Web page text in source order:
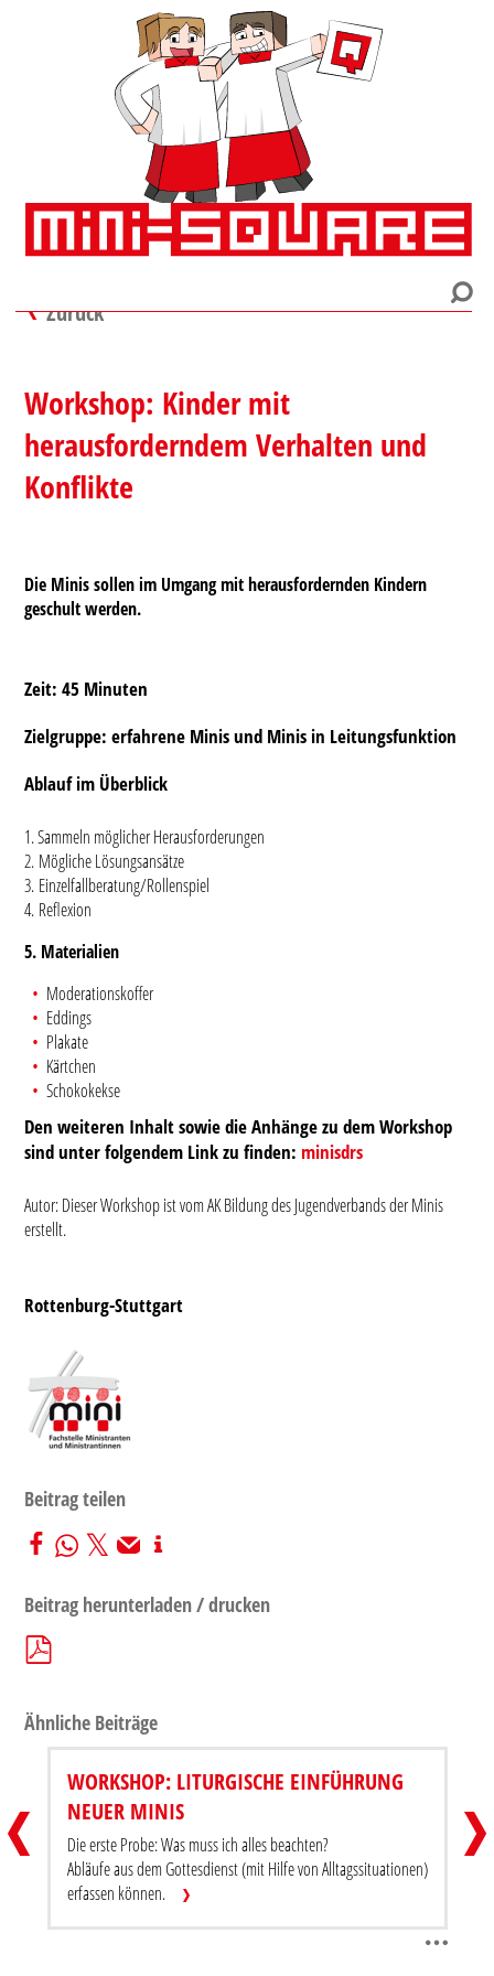
Zurück
Workshop: Kinder mit
herausforderndem Verhalten und
Konflikte
Die Minis sollen im Umgang mit herausfordernden Kindern
geschult werden.
Zeit: 45 Minuten
Zielgruppe: erfahrene Minis und Minis in Leitungsfunktion
Ablauf im Überblick
1. Sammeln möglicher Herausforderungen
2. Mögliche Lösungsansätze
3. Einzelfallberatung/Rollenspiel
4. Reflexion
5. Materialien
Moderationskoffer
Eddings
Plakate
Kärtchen
Schokokekse
Den weiteren Inhalt sowie die Anhänge zu dem Workshop
sind unter folgendem Link zu finden: minisdrs
Autor: Dieser Workshop ist vom AK Bildung des Jugendverbands der Minis
erstellt.
Rottenburg-Stuttgart
Beitrag teilen
Beitrag herunterladen / drucken
Ähnliche Beiträge
KOMMANDO MINI
Beitrag teilen
WORKSHOP: LITURGISCHE EINFÜHRUNG
NEUER MINIS
Die erste Probe: Was muss ich alles beachten?
Abläufe aus dem Gottesdienst (mit Hilfe von Alltagssituationen)
erfassen können.
MINIS